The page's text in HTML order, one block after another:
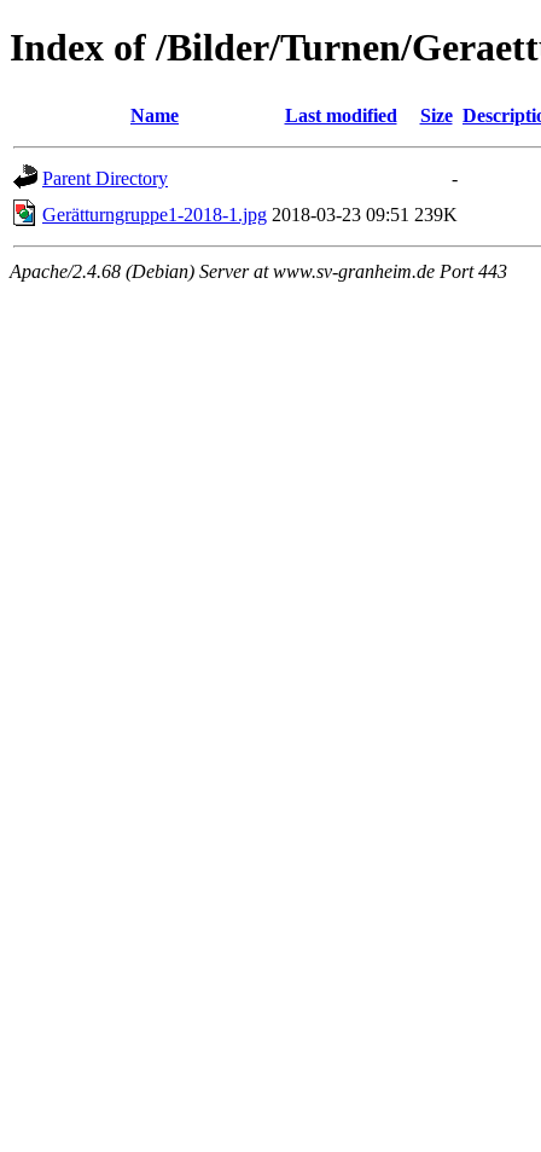
Index of /Bilder/Turnen/
Name Last modified Size
Parent Directory
-
Gerätturngruppe1-2018-1.jpg 2018-03-23 09:51 239K
Apache/2.4.68 (Debian) Server at www.sv-granheim.de Port 443